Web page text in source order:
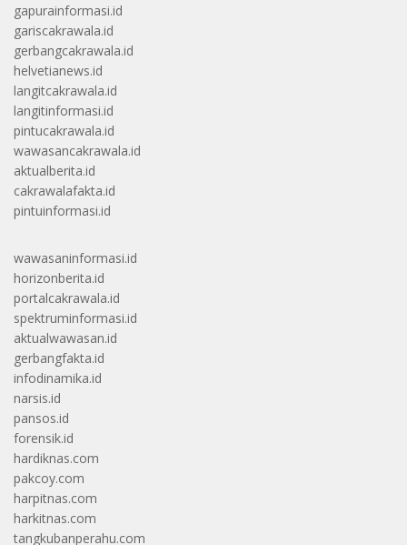
gapurainformasi.id
gariscakrawala.id
gerbangcakrawala.id
helvetianews.id
langitcakrawala.id
langitinformasi.id
pintucakrawala.id
wawasancakrawala.id
aktualberita.id
cakrawalafakta.id
pintuinformasi.id
wawasaninformasi.id
horizonberita.id
portalcakrawala.id
spektruminformasi.id
aktualwawasan.id
gerbangfakta.id
infodinamika.id
narsis.id
pansos.id
forensik.id
hardiknas.com
pakcoy.com
harpitnas.com
harkitnas.com
tangkubanperahu.com